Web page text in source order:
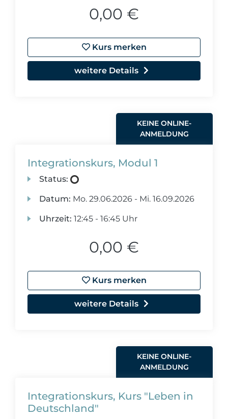
0,00 €
Kurs merken
weitere Details
KEINE ONLINE-
ANMELDUNG
Integrationskurs, Modul 1
Status:
Datum: Mo. 29.06.2026 - Mi. 16.09.2026
Uhrzeit: 12:45 - 16:45 Uhr
0,00 €
Kurs merken
weitere Details
KEINE ONLINE-
ANMELDUNG
Integrationskurs, Kurs "Leben in
Deutschland"